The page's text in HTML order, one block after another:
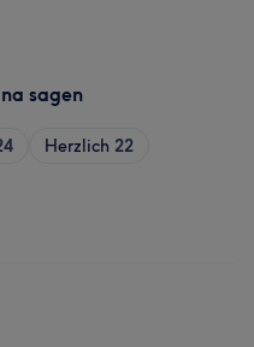
sagen
Herzlich 22